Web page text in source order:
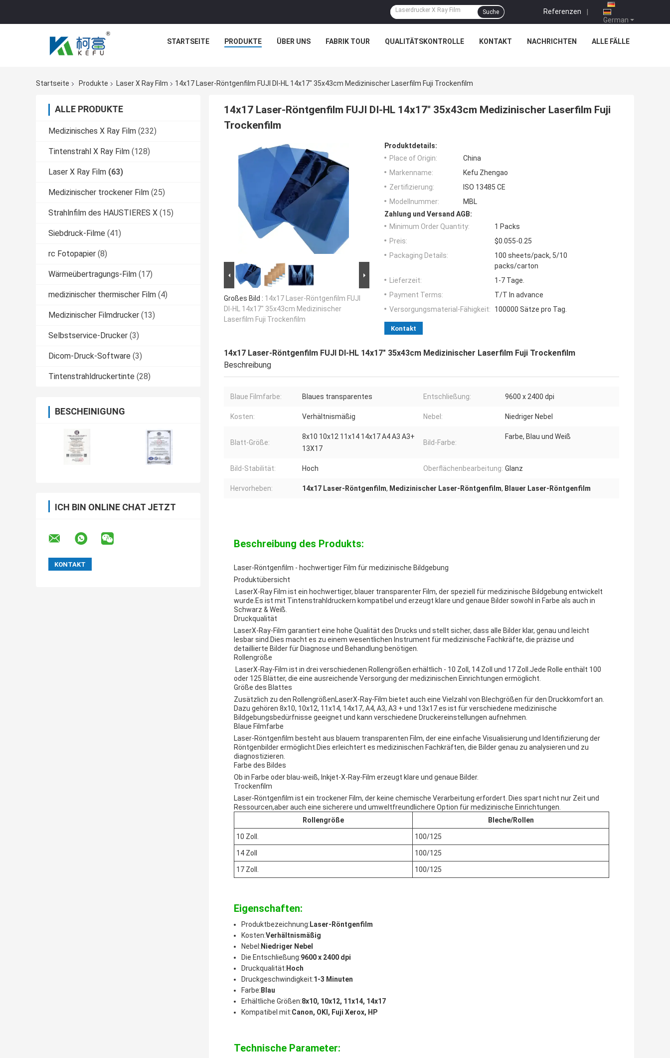
German
Referenzen |
Suche
STARTSEITE PRODUKTE ÜBER UNS FABRIK TOUR QUALITÄTSKONTROLLE KONTAKT NACHRICHTEN ALLE FÄLLE
Startseite Produkte Laser X Ray Film 14x17 Laser-Röntgenfilm FUJI DI-HL 14x17" 35x43cm Medizinischer Laserfilm Fuji Trockenfilm
ALLE PRODUKTE
Medizinisches X Ray Film (232)
Tintenstrahl X Ray Film (128)
Laser X Ray Film (63)
Medizinischer trockener Film (25)
Strahlnfilm des HAUSTIERES X (15)
Siebdruck-Filme (41)
rc Fotopapier (8)
Wärmeübertragungs-Film (17)
medizinischer thermischer Film (4)
Medizinischer Filmdrucker (13)
Selbstservice-Drucker (3)
Dicom-Druck-Software (3)
Tintenstrahldruckertinte (28)
BESCHEINIGUNG
ICH BIN ONLINE CHAT JETZT
14x17 Laser-Röntgenfilm FUJI DI-HL 14x17" 35x43cm Medizinischer Laserfilm Fuji
Trockenfilm
Großes Bild : 14x17 Laser-Röntgenfilm FUJI
DI-HL 14x17" 35x43cm Medizinischer
Laserfilm Fuji Trockenfilm
Produktdetails:
Place of Origin:
China
Markenname:
Kefu Zhengao
Zertifizierung:
ISO 13485 CE
Modellnummer:
MBL
Zahlung und Versand AGB:
Minimum Order Quantity:
1 Packs
Preis:
$0.055-0.25
Packaging Details:
100 sheets/pack, 5/10
packs/carton
Lieferzeit:
1-7 Tage.
Payment Terms:
T/T In advance
Versorgungsmaterial-Fähigkeit:
100000 Sätze pro Tag.
Kontakt
14x17 Laser-Röntgenfilm FUJI DI-HL 14x17" 35x43cm Medizinischer Laserfilm Fuji Trockenfilm
Beschreibung
Blaue Filmfarbe: Blaues transparentes Entschließung: 9600 x 2400 dpi
Kosten: Verhältnismäßig Nebel: Niedriger Nebel
Blatt-Größe:
8x10 10x12 11x14 14x17 A4 A3 A3+
13X17
Bild-Farbe:
Farbe, Blau und Weiß
Bild-Stabilität: Hoch Oberflächenbearbeitung: Glanz
Hervorheben: 14x17 Laser-Röntgenfilm, Medizinischer Laser-Röntgenfilm, Blauer Laser-Röntgenfilm
Beschreibung des Produkts:
Laser-Röntgenfilm - hochwertiger Film für medizinische Bildgebung
Produktübersicht
LaserX-Ray Film ist ein hochwertiger, blauer transparenter Film, der speziell für medizinische Bildgebung entwickelt
wurde.Es ist mit Tintenstrahldruckern kompatibel und erzeugt klare und genaue Bilder sowohl in Farbe als auch in
Schwarz & Weiß.
Druckqualität
LaserX-Ray-Film garantiert eine hohe Qualität des Drucks und stellt sicher, dass alle Bilder klar, genau und leicht
lesbar sind.Dies macht es zu einem wesentlichen Instrument für medizinische Fachkräfte, die präzise und
detaillierte Bilder für Diagnose und Behandlung benötigen.
Rollengröße
LaserX-Ray-Film ist in drei verschiedenen Rollengrößen erhältlich - 10 Zoll, 14 Zoll und 17 Zoll.Jede Rolle enthält 100
oder 125 Blätter, die eine ausreichende Versorgung der medizinischen Einrichtungen ermöglicht.
Größe des Blattes
Zusätzlich zu den RollengrößenLaserX-Ray-Film bietet auch eine Vielzahl von Blechgrößen für den Druckkomfort an.
Dazu gehören 8x10, 10x12, 11x14, 14x17, A4, A3, A3 + und 13x17.es ist für verschiedene medizinische
Bildgebungsbedürfnisse geeignet und kann verschiedene Druckereinstellungen aufnehmen.
Blaue Filmfarbe
Laser-Röntgenfilm besteht aus blauem transparenten Film, der eine einfache Visualisierung und Identifizierung der
Röntgenbilder ermöglicht.Dies erleichtert es medizinischen Fachkräften, die Bilder genau zu analysieren und zu
diagnostizieren.
Farbe des Bildes
Ob in Farbe oder blau-weiß, Inkjet-X-Ray-Film erzeugt klare und genaue Bilder.
Trockenfilm
Laser-Röntgenfilm ist ein trockener Film, der keine chemische Verarbeitung erfordert. Dies spart nicht nur Zeit und
Ressourcen,aber auch eine sicherere und umweltfreundlichere Option für medizinische Einrichtungen.
Rollengröße
Bleche/Rollen
10 Zoll. 100/125
14 Zoll 100/125
17 Zoll. 100/125
Eigenschaften:
Produktbezeichnung: Laser-Röntgenfilm
Kosten:Verhältnismäßig
Nebel: Niedriger Nebel
Die Entschließung:9600 x 2400 dpi
Druckqualität: Hoch
Druckgeschwindigkeit:1-3 Minuten
Farbe: Blau
Erhältliche Größen:8x10, 10x12, 11x14, 14x17
Kompatibel mit:Canon, OKI, Fuji Xerox, HP
Technische Parameter: